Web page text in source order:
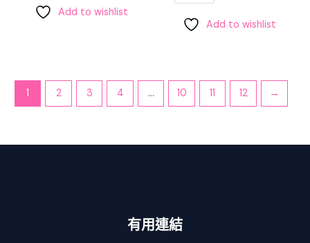
Add to wishlist
Add to wishlist
1 2 3 4 ... 10 11 12 →
有用連結